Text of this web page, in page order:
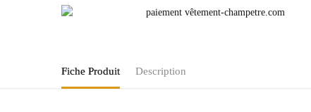
Fiche Produit Description